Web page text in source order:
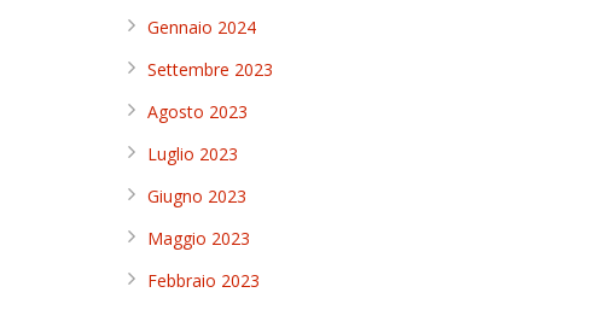
Gennaio 2024
Settembre 2023
Agosto 2023
Luglio 2023
Giugno 2023
Maggio 2023
Febbraio 2023